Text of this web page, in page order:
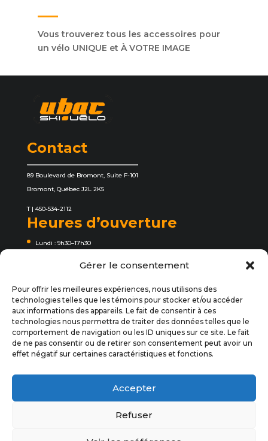
Gérer le consentement
Pour offrir les meilleures expériences, nous utilisons des
technologies telles que les témoins pour stocker et/ou accéder
aux informations des appareils. Le fait de consentir à ces
technologies nous permettra de traiter des données telles que le
comportement de navigation ou les ID uniques sur ce site. Le fait
de ne pas consentir ou de retirer son consentement peut avoir un
effet négatif sur certaines caractéristiques et fonctions.
Accepter
Refuser
Vous trouverez tous les accessoires pour
un vélo UNIQUE et À VOTRE IMAGE
Contact
89 Boulevard de Bromont, Suite F-101
Bromont, Québec J2L 2K5
T | 450-534-2112
Heures d’ouverture
Lundi : 9h30–17h30
Jeudi : 9h30–17h30
Vendredi : 9h30–17h30
Samedi : 9h30–17h30
Dimanche : 9h30–17h30
Suivez-nous